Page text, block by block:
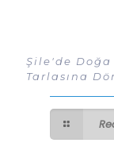
Şile'de
Tarlasına